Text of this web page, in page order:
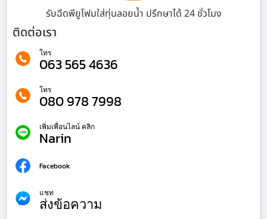
รับฉีดพียูโฟมใส่ทุ่นลอยน้ำ ปรึกษาได้ 24 ชั่วโมง
ติดต่อเรา
โทร
063 565 4636
โทร
080 978 7998
เพิ่มเพื่อนไลน์ คลิก
Narin
Facebook
แชท
ส่งข้อความ